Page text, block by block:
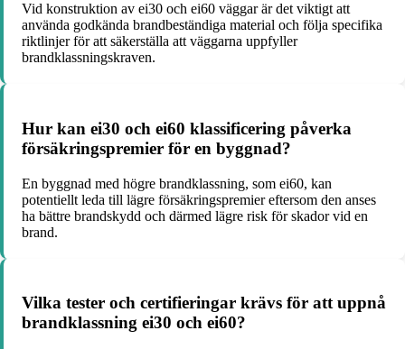
Vid konstruktion av ei30 och ei60 väggar är det viktigt att
använda godkända brandbeständiga material och följa specifika
riktlinjer för att säkerställa att väggarna uppfyller
brandklassningskraven.
Hur kan ei30 och ei60 klassificering påverka
försäkringspremier för en byggnad?
En byggnad med högre brandklassning, som ei60, kan
potentiellt leda till lägre försäkringspremier eftersom den anses
ha bättre brandskydd och därmed lägre risk för skador vid en
brand.
Vilka tester och certifieringar krävs för att uppnå
brandklassning ei30 och ei60?